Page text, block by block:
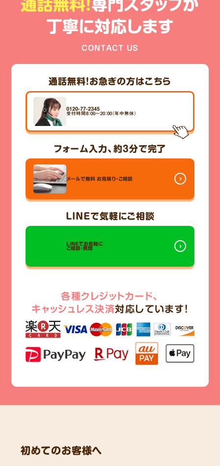
通話無料!専門スタッフが
丁寧に対応します
CONTACT US
通話無料！お急ぎの方はこちら
0120-77-2345
受付時間8：00～20：00（年中無休）
フォーム入力、 約3分で完了
メールで無料 お見積り・ご相談
LINEで気軽にご相談
LINEでお気軽に
ご相談・質問
各種クレジットカード、
キャッシュレス決済対応しています!
初めてのお客様へ